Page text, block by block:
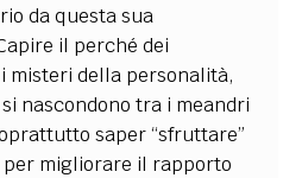
da questa sua
il perché dei
misteri della personalità,
nascondono tra i meandri
saper “sfruttare”
migliorare il rapporto